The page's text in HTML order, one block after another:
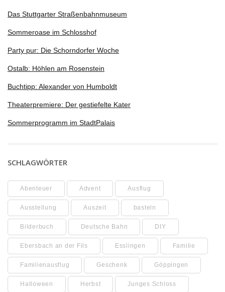
Das Stuttgarter Straßenbahnmuseum
Sommeroase im Schlosshof
Party pur: Die Schorndorfer Woche
Ostalb: Höhlen am Rosenstein
Buchtipp: Alexander von Humboldt
Theaterpremiere: Der gestiefelte Kater
Sommerprogramm im StadtPalais
SCHLAGWÖRTER
Abenteuer Advent Ausflug
Ausstellung Auszeit basteln
Bilderbuch Deutsche Bahn DIY
Ebersbach an der Fils Esslingen Familie
Familienausflug Geschenk Göppingen
Halloween Herbst Junges Schloss